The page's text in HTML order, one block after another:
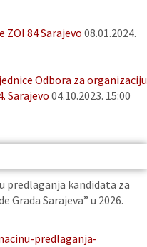
84 Sarajevo 08.01.2024.
Odbora za organizaciju
Sarajevo 04.10.2023. 15:00
predlaganja kandidata za
Grada Sarajeva” u 2026.
predlaganja-